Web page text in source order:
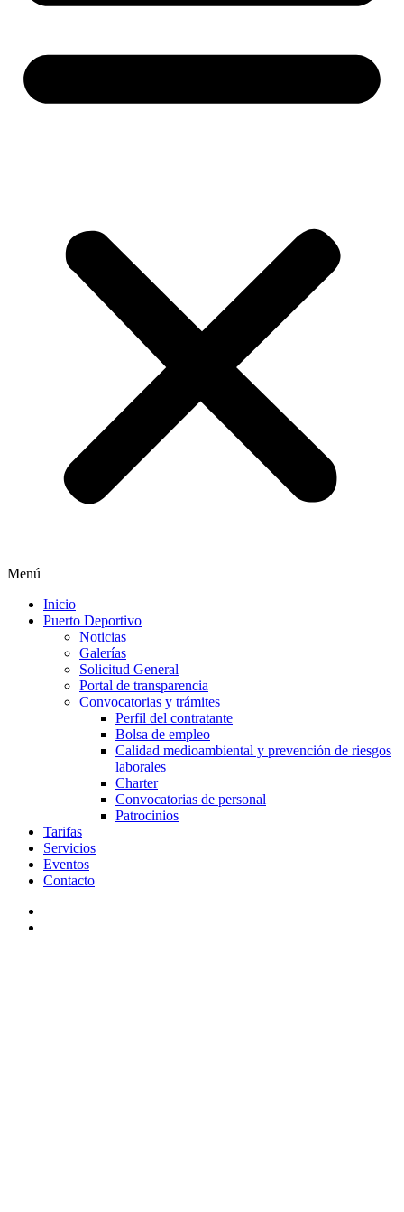
Menú
Inicio
Puerto Deportivo
Noticias
Galerías
Solicitud General
Portal de transparencia
Convocatorias y trámites
Perfil del contratante
Bolsa de empleo
Calidad medioambiental y prevención de riesgos
laborales
Charter
Convocatorias de personal
Patrocinios
Tarifas
Servicios
Eventos
Contacto